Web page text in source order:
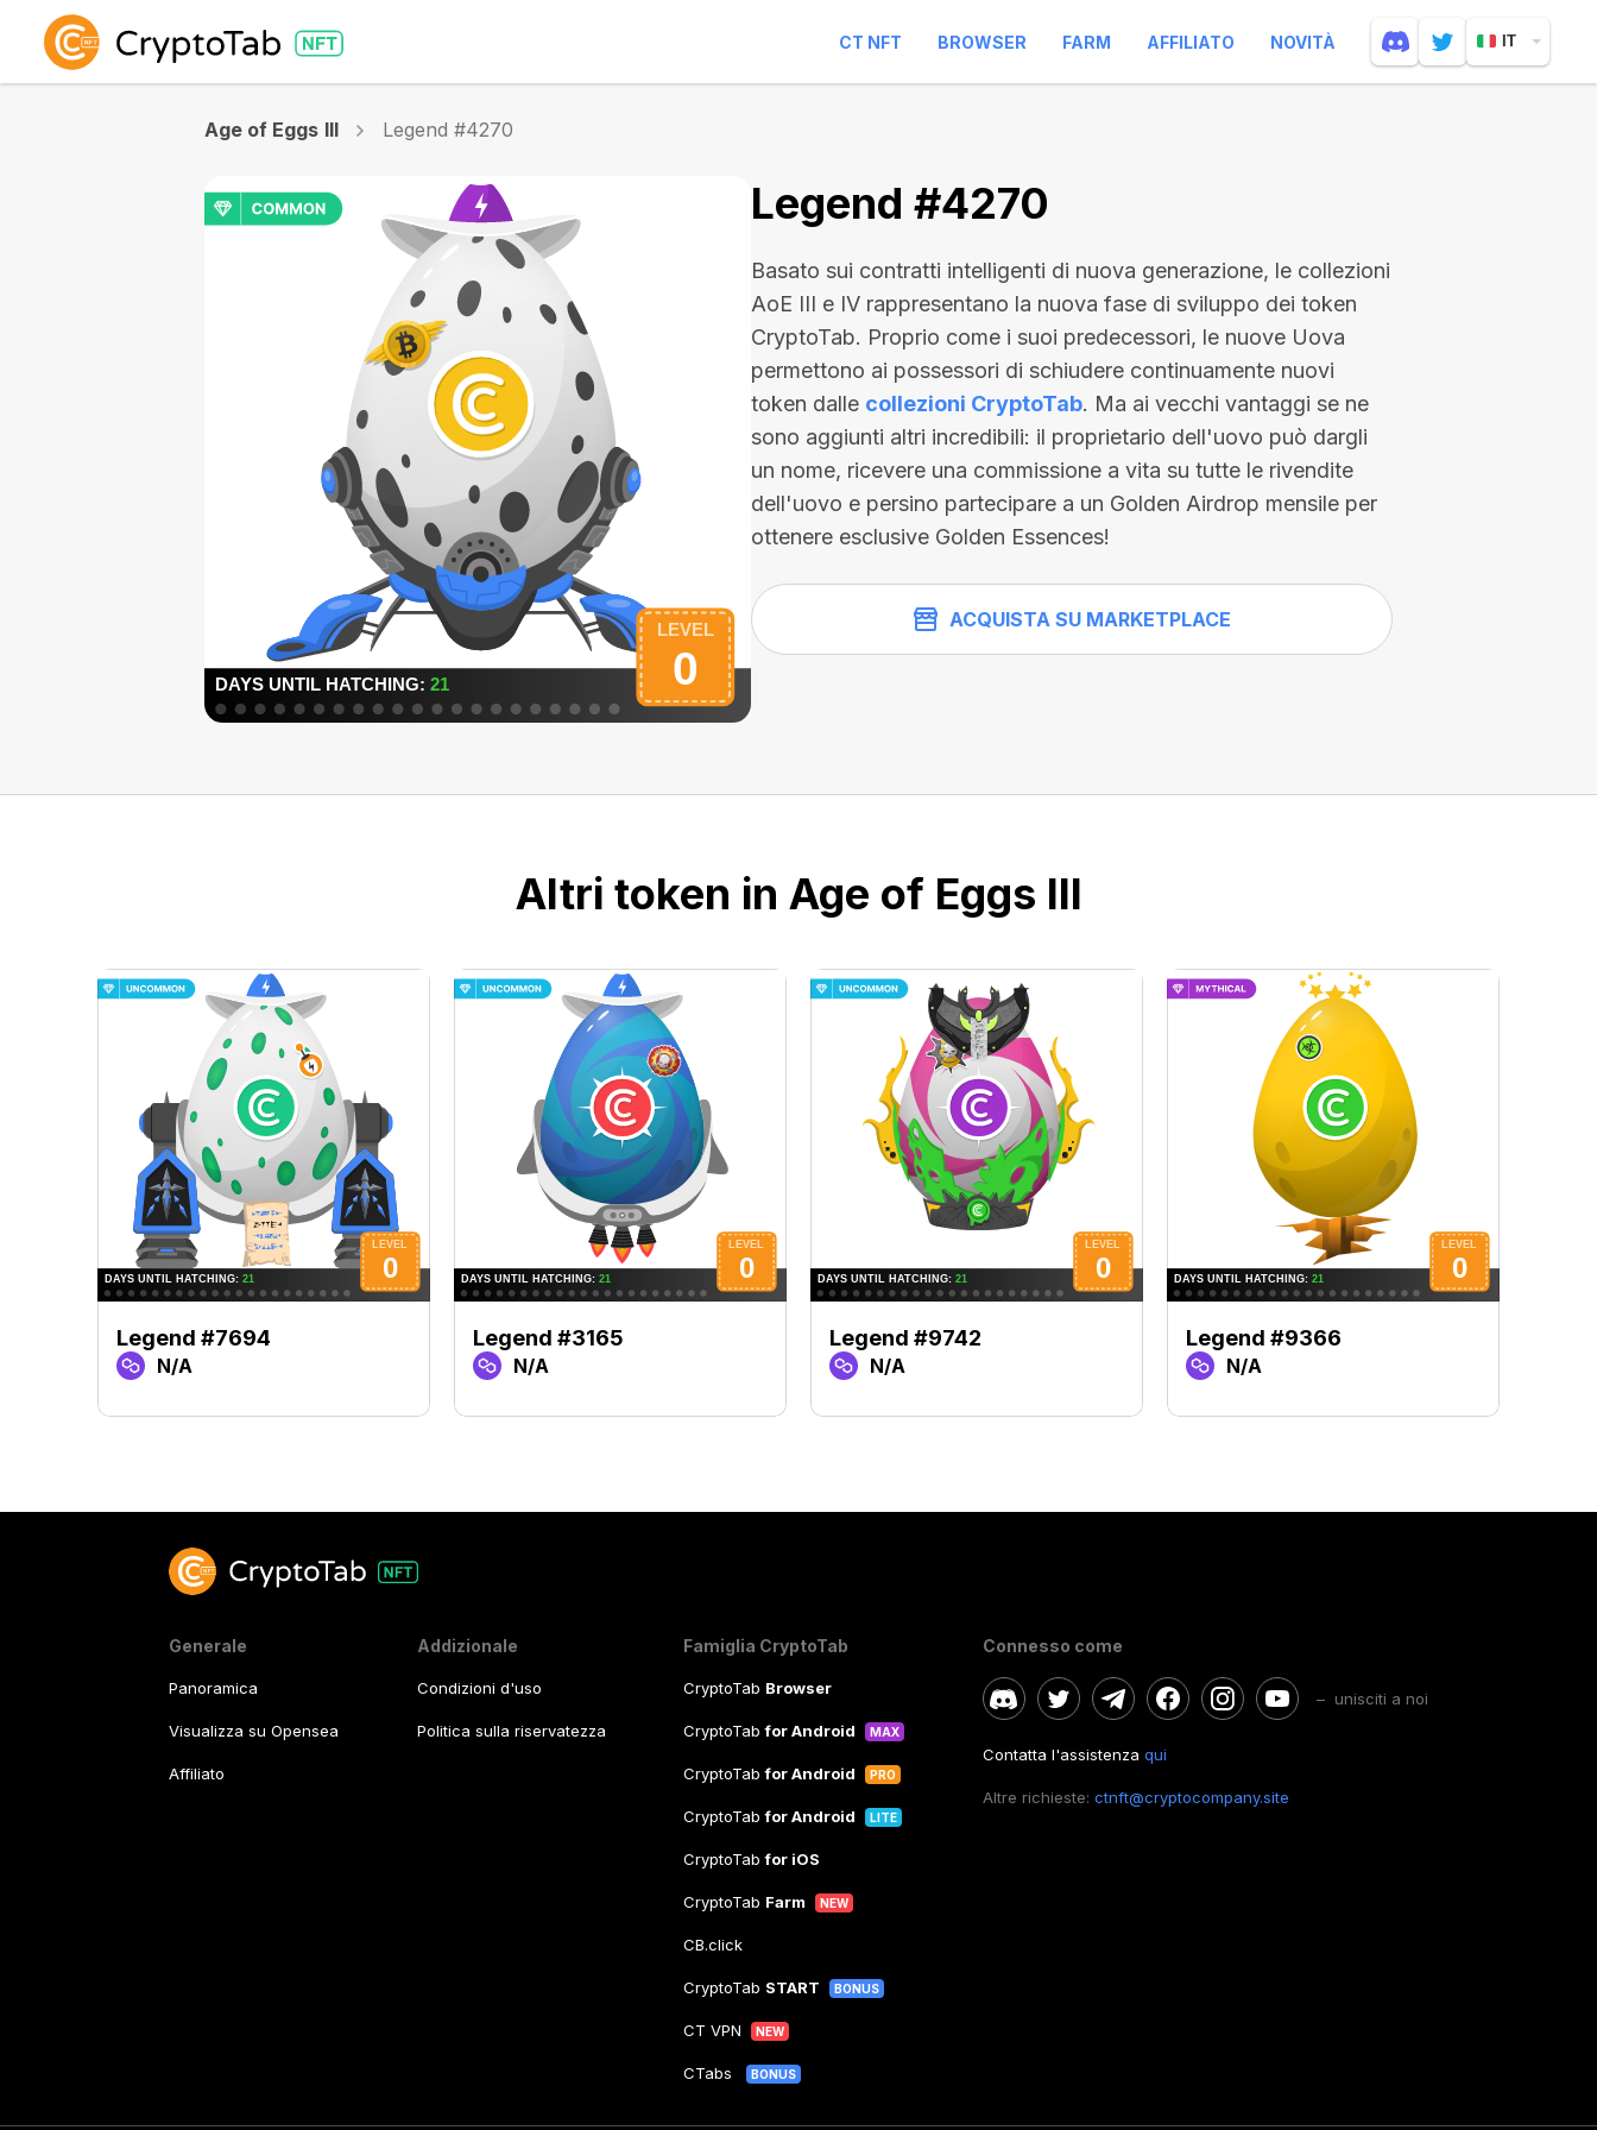
CT NFT BROWSER FARM AFFILIATO NOVITÀ IT
Age of Eggs III Legend #4270
Legend #4270
Basato sui contratti intelligenti di nuova generazione, le collezioni
AoE III e IV rappresentano la nuova fase di sviluppo dei token
CryptoTab. Proprio come i suoi predecessori, le nuove Uova
permettono ai possessori di schiudere continuamente nuovi
token dalle collezioni CryptoTab. Ma ai vecchi vantaggi se ne
sono aggiunti altri incredibili: il proprietario dell'uovo può dargli
un nome, ricevere una commissione a vita su tutte le rivendite
dell'uovo e persino partecipare a un Golden Airdrop mensile per
ottenere esclusive Golden Essences!
ACQUISTA SU MARKETPLACE
Altri token in Age of Eggs III
Legend #7694
N/A
Legend #3165
N/A
Legend #9742
N/A
Legend #9366
N/A
Generale
Panoramica
Visualizza su Opensea
Affiliato
Addizionale
Condizioni d'uso
Politica sulla riservatezza
Famiglia CryptoTab
CryptoTab Browser
CryptoTabfor Android MAX
CryptoTabfor Android PRO
CryptoTabfor Android LITE
CryptoTabfor iOS
CryptoTab Farm NEW
CB.click
CryptoTab START BONUS
CT VPN NEW
CTabs BONUS
Connesso come
– unisciti a noi
Contatta l'assistenza qui
Altre richieste: ctnft@cryptocompany.site